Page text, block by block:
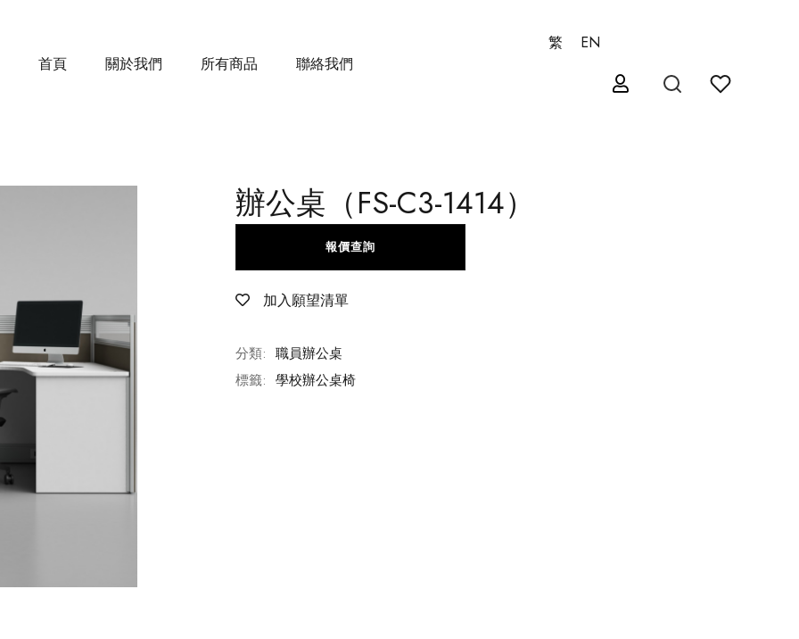
首頁 關於我們 所有商品 聯絡我們
繁 EN
辦公桌（FS-C3-1414）
加入願望清單
報價查詢
分類: 職員辦公桌
標籤: 學校辦公桌椅